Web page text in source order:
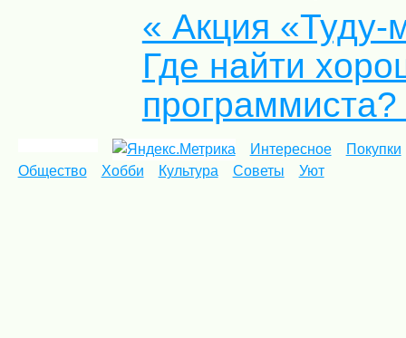
« Акция «Туду-
Где найти
программиста?
Интересное
Покупки
Общество
Хобби Культура Советы Уют